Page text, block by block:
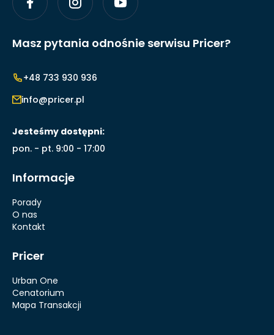
Masz pytania odnośnie serwisu Pricer?
+48 733 930 936
info@pricer.pl
Jesteśmy dostępni:
pon. - pt. 9:00 - 17:00
Informacje
Porady
O nas
Kontakt
Pricer
Urban One
Cenatorium
Mapa Transakcji